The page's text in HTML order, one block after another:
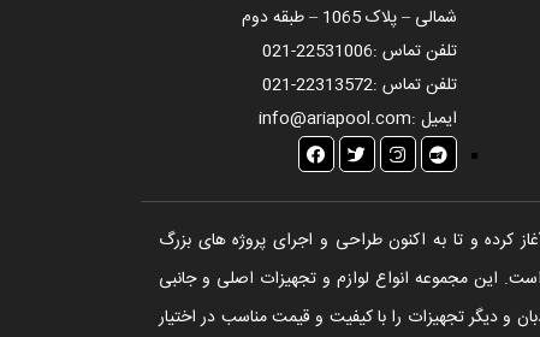
شمالی – پلاک 1065 – طبقه دوم
تلفن تماس :021-22531006
تلفن تماس :021-22313572
ایمیل :info@ariapool.com
سونا و جکوزی آغاز کرده و تا به اکنون طراحی و اجرای پروژه های بزرگ
این مجموعه انواع لوازم و تجهیزات اصلی و جانبی
و دیگر تجهیزات را با کیفیت و قیمت مناسب در اختیار